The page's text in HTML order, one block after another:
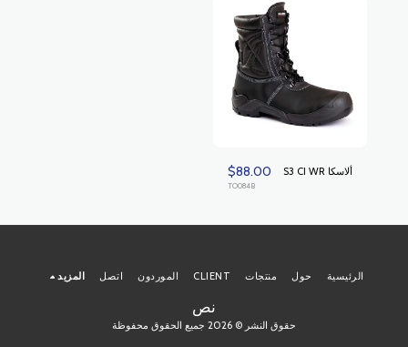
ألاسكا S3 CI WR $88.00
TO084B
نص
حقوق النشر © 2026 جميع الحقوق محفوظة
الرئيسية حول منتجات CLIENT الموردون اتصل المزيد